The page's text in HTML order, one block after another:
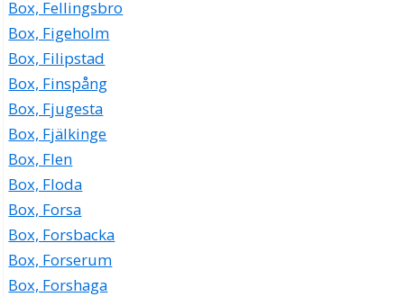
Box, Fellingsbro
Box, Figeholm
Box, Filipstad
Box, Finspång
Box, Fjugesta
Box, Fjälkinge
Box, Flen
Box, Floda
Box, Forsa
Box, Forsbacka
Box, Forserum
Box, Forshaga